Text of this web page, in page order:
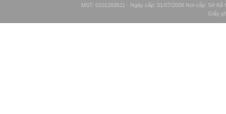
MST: 0101269511 - Ngày cấp: 01/07/2008 Nơi cấp: Sở
Giấy